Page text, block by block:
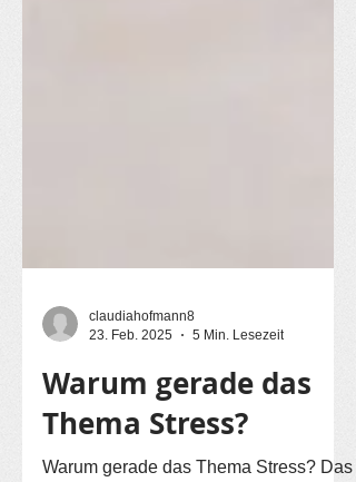
23. Feb. 2025
5 Min. Lesezeit
Warum gerade das